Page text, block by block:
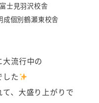
リー
富士見羽沢校舎
リー
成個別鶴瀬東校舎
流行中の
した
、大盛り上がりで